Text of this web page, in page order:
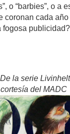
o “barbies”, o a
coronan cada
fogosa publicidad?
la serie
del MADC